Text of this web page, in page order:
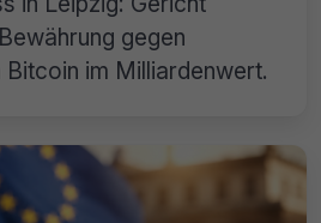
gegen
im Milliardenwert.